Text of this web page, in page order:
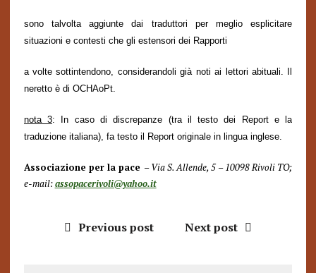
sono talvolta aggiunte dai traduttori per meglio esplicitare
situazioni e contesti che gli estensori dei Rapporti
a volte sottintendono, considerandoli già noti ai lettori abituali. Il
neretto è di OCHAoPt.
nota 3: In caso di discrepanze (tra il testo dei Report e la
traduzione italiana), fa testo il Report originale in lingua inglese.
Associazione per la pace – Via S. Allende, 5 – 10098 Rivoli TO;
e-mail:assopacerivoli@yahoo.it
Previous post Next post